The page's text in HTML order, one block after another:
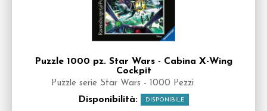
Puzzle 1000 pz. Star Wars - Cabina X-Wing
Cockpit
Puzzle serie Star Wars - 1000 Pezzi
Disponibilità: DISPONIBILE